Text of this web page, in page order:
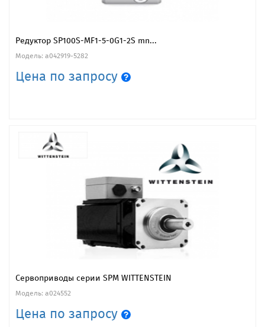
Редуктор SP100S-MF1-5-0G1-2S mn...
Модель: a042919-5282
Цена по запросу
Сервоприводы серии SPM WITTENSTEIN
Модель: a024552
Цена по запросу